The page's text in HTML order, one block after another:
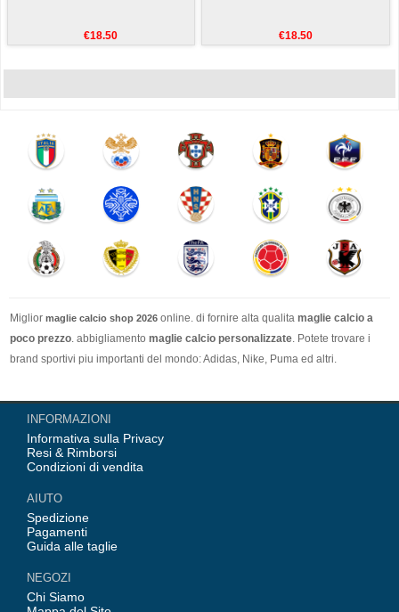
€18.50 €18.50
Miglior maglie calcio shop 2026 online. di fornire alta qualita maglie calcio a
poco prezzo . abbigliamento maglie calcio personalizzate . Potete trovare i
brand sportivi piu importanti del mondo: Adidas, Nike, Puma ed altri.
Nel nostro negozio trovi le calcio maglie italia Top Coppa Mondo 2026 Team(
Italia, Germania, Spagna, Argentina, Francia, Portogallo etc) piu importanti
delle squadre italiane (Juventus, AC Milan, Inter Milan, etc). Top europee
Team(Barcellona, Real Madrid, Bayern Monaco, Manchester United, Leicester
INFORMAZIONI
Informativa sulla Privacy
Resi & Rimborsi
Condizioni di vendita
AIUTO
Spedizione
Pagamenti
Guida alle taglie
NEGOZI
Chi Siamo